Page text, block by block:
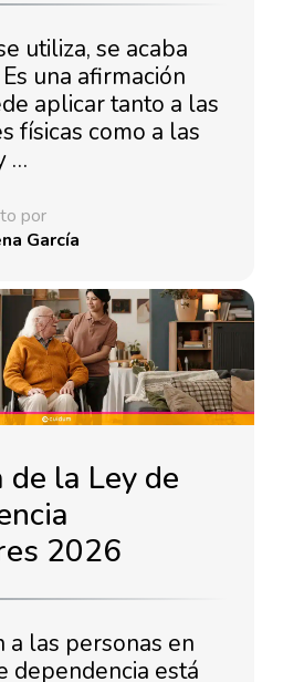
utiliza, se acaba
una afirmación
aplicar tanto a las
físicas como a las
…
por
García
de la Ley de
2026
a las personas en
dependencia está